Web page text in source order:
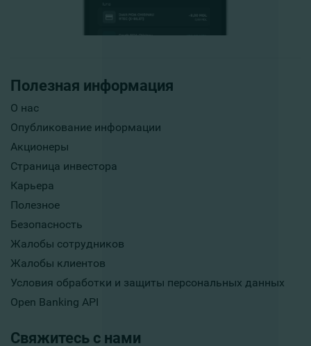
Полезная информация
О нас
Опубликование информации
Акционеры
Страница инвестора
Карьера
Полезное
Безопасность
Жалобы сотрудников
Жалобы клиентов
Условия обработки и защиты персональных данных
Open Banking API
Свяжитесь с нами